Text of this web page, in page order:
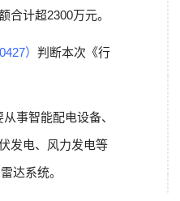
计超2300万元。
） 判断本次《行
事智能配电设备、
发电、风力发电等
达系统。